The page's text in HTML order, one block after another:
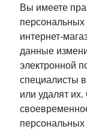
Вы имеете
персональных
интернет-
данные
электронной
специалисты
или удалят
персональных